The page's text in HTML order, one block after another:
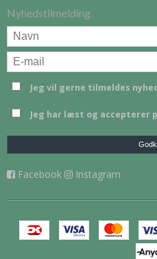
Nyhedstilmelding
Jeg vil gerne tilmeldes
Jeg har læst og accepterer
Facebook Instagram